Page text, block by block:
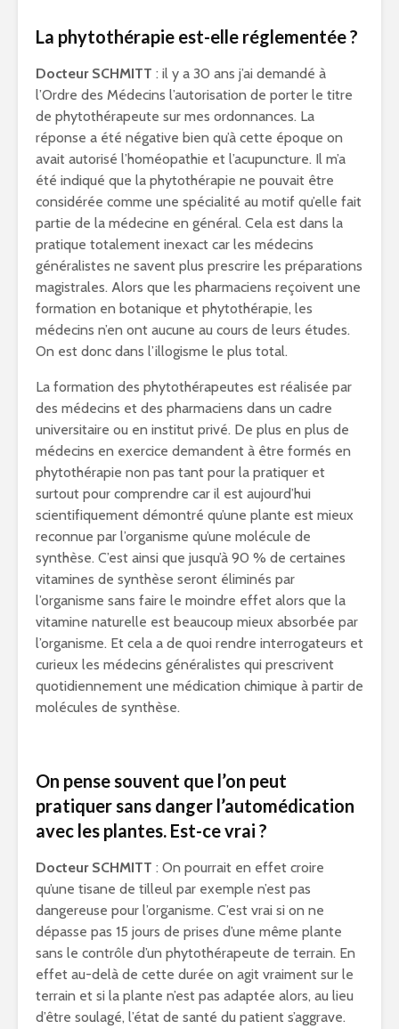
La phytothérapie est-elle réglementée ?
Docteur SCHMITT : il y a 30 ans j’ai demandé à
l’Ordre des Médecins l’autorisation de porter le titre
de phytothérapeute sur mes ordonnances. La
réponse a été négative bien qu’à cette époque on
avait autorisé l’homéopathie et l’acupuncture. Il m’a
été indiqué que la phytothérapie ne pouvait être
considérée comme une spécialité au motif qu’elle fait
partie de la médecine en général. Cela est dans la
pratique totalement inexact car les médecins
généralistes ne savent plus prescrire les préparations
magistrales. Alors que les pharmaciens reçoivent une
formation en botanique et phytothérapie, les
médecins n’en ont aucune au cours de leurs études.
On est donc dans l’illogisme le plus total.
La formation des phytothérapeutes est réalisée par
des médecins et des pharmaciens dans un cadre
universitaire ou en institut privé. De plus en plus de
médecins en exercice demandent à être formés en
phytothérapie non pas tant pour la pratiquer et
surtout pour comprendre car il est aujourd’hui
scientifiquement démontré qu’une plante est mieux
reconnue par l’organisme qu’une molécule de
synthèse. C’est ainsi que jusqu’à 90 % de certaines
vitamines de synthèse seront éliminés par
l’organisme sans faire le moindre effet alors que la
vitamine naturelle est beaucoup mieux absorbée par
l’organisme. Et cela a de quoi rendre interrogateurs et
curieux les médecins généralistes qui prescrivent
quotidiennement une médication chimique à partir de
molécules de synthèse.
On pense souvent que l’on peut
pratiquer sans danger l’automédication
avec les plantes. Est-ce vrai ?
Docteur SCHMITT : On pourrait en effet croire
qu’une tisane de tilleul par exemple n’est pas
dangereuse pour l’organisme. C’est vrai si on ne
dépasse pas 15 jours de prises d’une même plante
sans le contrôle d’un phytothérapeute de terrain. En
effet au-delà de cette durée on agit vraiment sur le
terrain et si la plante n’est pas adaptée alors, au lieu
d’être soulagé, l’état de santé du patient s’aggrave.